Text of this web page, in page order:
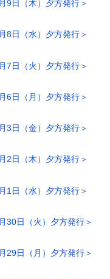
日（木）夕方発行＞
日（水）夕方発行＞
日（火）夕方発行＞
日（月）夕方発行＞
日（金）夕方発行＞
日（木）夕方発行＞
日（水）夕方発行＞
日（火）夕方発行＞
日（月）夕方発行＞